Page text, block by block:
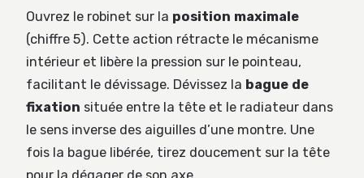
Ouvrez le robinet sur la position maximale
(chiffre 5). Cette action rétracte le mécanisme
intérieur et libère la pression sur le pointeau,
facilitant le dévissage. Dévissez la bague de
fixation située entre la tête et le radiateur dans
le sens inverse des aiguilles d’une montre. Une
fois la bague libérée, tirez doucement sur la tête
pour la dégager de son axe.